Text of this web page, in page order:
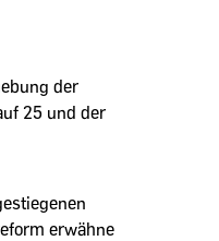
der
25 und der
erwähne